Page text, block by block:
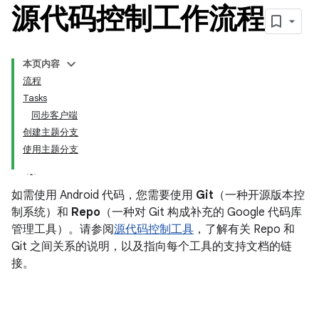
源代码控制工作流程
本页内容
流程
Tasks
同步客户端
创建主题分支
使用主题分支
如需使用 Android 代码，您需要使用 Git （一种开源版本控
制系统）和 Repo （一种对 Git 构成补充的 Google 代码库
管理工具）。请参阅源代码控制工具 ，了解有关 Repo 和
Git 之间关系的说明，以及指向每个工具的支持文档的链
接。